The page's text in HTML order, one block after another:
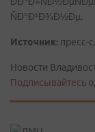
ÑÐ°Ð¹Ð¾Ð½Ðµ.
Источник: пресс-
Новости
Подписывайтесь